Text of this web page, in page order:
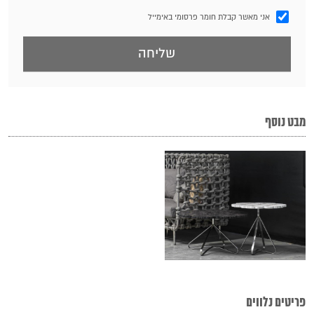
אני מאשר קבלת חומר פרסומי באימייל
מבט נוסף
פריטים נלווים